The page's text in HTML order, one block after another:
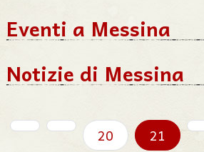
Eventi a Messina
Notizie di Messina
20
21